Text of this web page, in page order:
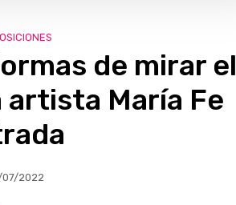
de mirar el
artista María Fe
2022